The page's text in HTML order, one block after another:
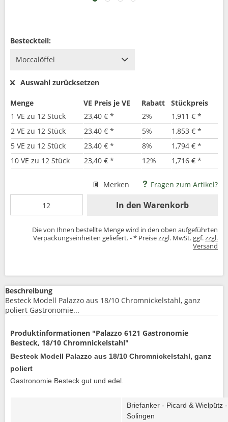
Besteckteil:
Auswahl zurücksetzen
Menge VE Preis je VE Rabatt
Stückpreis
1 VE zu 12 Stück
23,40 € * 2%
1,911 € *
2 VE zu 12 Stück
23,40 € * 5%
1,853 € *
5 VE zu 12 Stück
23,40 € * 8%
1,794 € *
10 VE zu 12 Stück
23,40 € * 12% 1,716 € *
Merken Fragen zum Artikel?
In den Warenkorb
Die von Ihnen bestellte Menge wird in den oben aufgeführten
Verpackungseinheiten geliefert. - * Preise zzgl. MwSt. ggf.zzgl.
Versand
Beschreibung
Besteck Modell Palazzo aus 18/10 Chromnickelstahl, ganz
poliert Gastronomie...
Produktinformationen "Palazzo 6121 Gastronomie
Besteck, 18/10 Chromnickelstahl"
Besteck Modell Palazzo aus 18/10 Chromnickelstahl, ganz
poliert
Gastronomie Besteck gut und edel.
Briefanker - Picard & Wielpütz -
Solingen